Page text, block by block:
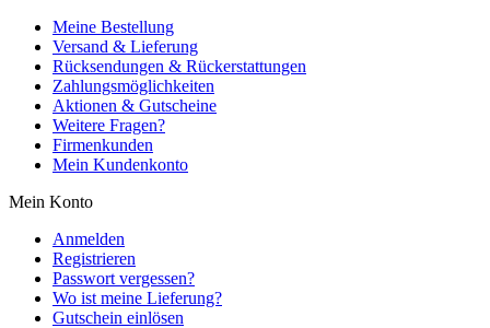
Meine Bestellung
Versand & Lieferung
Rücksendungen & Rückerstattungen
Zahlungsmöglichkeiten
Aktionen & Gutscheine
Weitere Fragen?
Firmenkunden
Mein Kundenkonto
Mein Konto
Anmelden
Registrieren
Passwort vergessen?
Wo ist meine Lieferung?
Gutschein einlösen